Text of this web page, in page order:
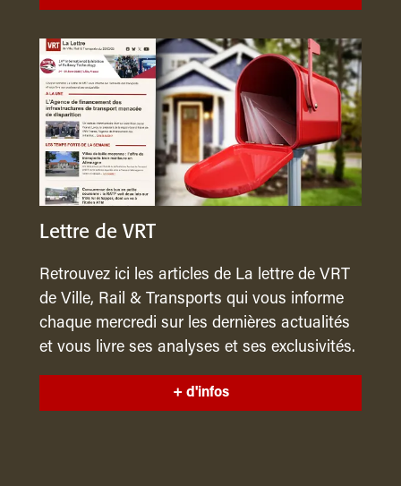
Lettre de VRT
Retrouvez ici les articles de La lettre de VRT
de Ville, Rail & Transports qui vous informe
chaque mercredi sur les dernières actualités
et vous livre ses analyses et ses exclusivités.
+ d'infos